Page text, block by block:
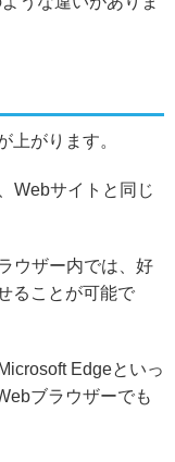
上がります。
Webサイトと同じ
ウザー内では、好
ることが可能で
Edgeといっ
ブラウザーでも